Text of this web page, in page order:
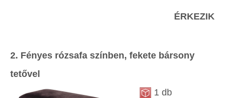
ÉRKEZIK
2. Fényes rózsafa színben, fekete bársony
tetővel
1 db